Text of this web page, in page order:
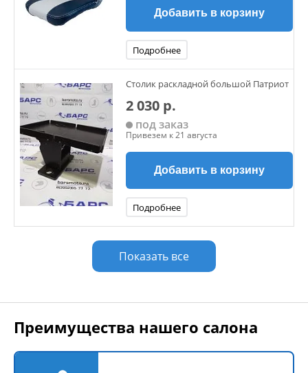
Добавить в корзину
Подробнее
Столик раскладной большой Патриот
2 030 р.
под заказ
Привезем к 21 августа
Добавить в корзину
Подробнее
Показать все
Преимущества нашего салона